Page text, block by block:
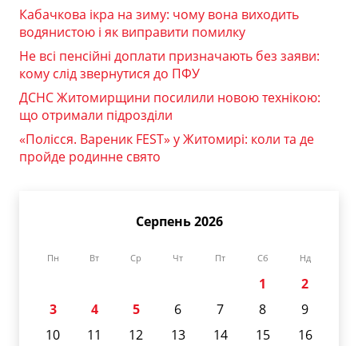
Кабачкова ікра на зиму: чому вона виходить
водянистою і як виправити помилку
Не всі пенсійні доплати призначають без заяви:
кому слід звернутися до ПФУ
ДСНС Житомирщини посилили новою технікою:
що отримали підрозділи
«Полісся. Вареник FEST» у Житомирі: коли та де
пройде родинне свято
Серпень 2026
Пн Вт Ср Чт Пт Сб Нд
1
2
3
4 5 6 7 8
9
10
11 12 13 14 15
16